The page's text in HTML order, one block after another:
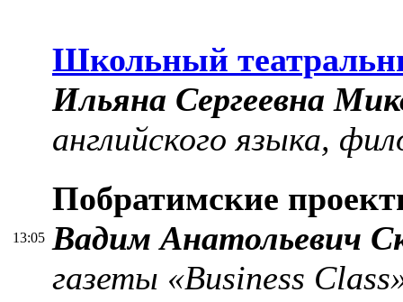
Школьный
Ильяна Сергеевна
английского языка,
13:05
Побратимские
Вадим Анатольевич
газеты «Business